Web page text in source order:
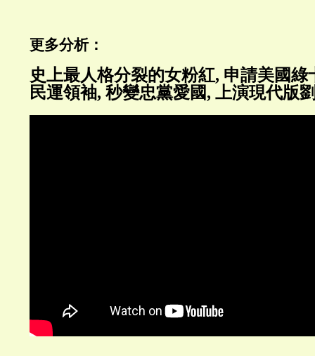
更多分析：
史上最人格分裂的女粉紅, 申請美國綠
民運領袖, 秒變忠黨愛國, 上演現代版